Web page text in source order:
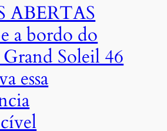
ABERTAS
a bordo do
Soleil 46
essa